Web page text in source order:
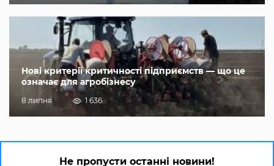
Нові критерії критичності підприємств — що це
означає для агробізнесу
8 липня 1 636
Не пропусти останні новини!